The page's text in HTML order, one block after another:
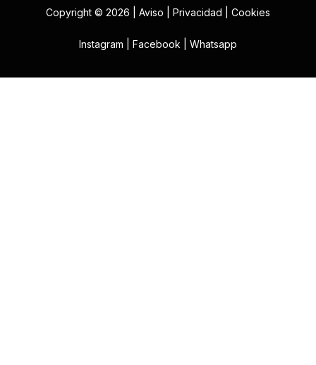
Copyright © 2026 | Aviso Privacidad Cookies
Instagram Facebook Whatsapp